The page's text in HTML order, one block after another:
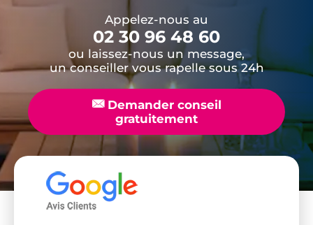
Appelez-nous au
02 30 96 48 60
ou laissez-nous un message,
un conseiller vous rapelle sous 24h
📧Demander conseil
gratuitement